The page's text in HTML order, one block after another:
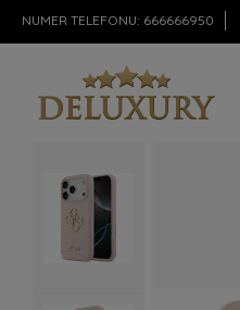
NUMER TELEFONU: 666666950